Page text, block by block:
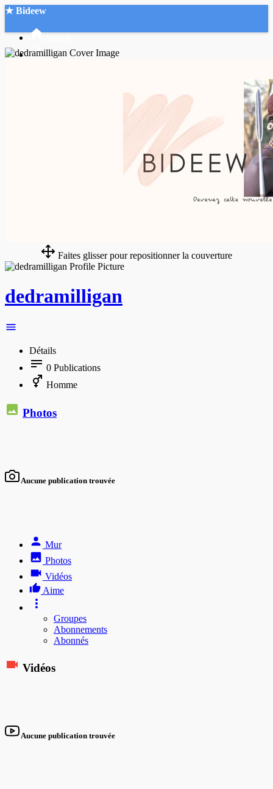
★ Bideew
Faites glisser pour repositionner la couverture
dedramilligan
Détails
0 Publications
Homme
Photos
Aucune publication trouvée
Mur
Photos
Vidéos
Aime
Groupes
Abonnements
Abonnés
Vidéos
Aucune publication trouvée